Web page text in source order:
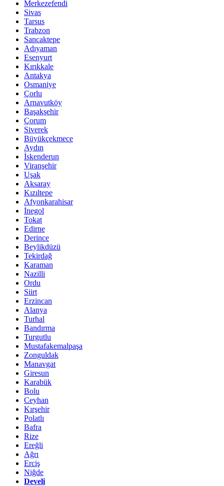
Merkezefendi
Sivas
Tarsus
Trabzon
Sancaktepe
Adıyaman
Esenyurt
Kırıkkale
Antakya
Osmaniye
Çorlu
Arnavutköy
Başakşehir
Çorum
Siverek
Büyükçekmece
Aydın
İskenderun
Viranşehir
Uşak
Aksaray
Kızıltepe
Afyonkarahisar
İnegol
Tokat
Edirne
Derince
Beylikdüzü
Tekirdağ
Karaman
Nazilli
Ordu
Siirt
Erzincan
Alanya
Turhal
Bandırma
Turgutlu
Mustafakemalpaşa
Zonguldak
Manavgat
Giresun
Karabük
Bolu
Ceyhan
Kırşehir
Polatlı
Bafra
Rize
Ereğli
Ağrı
Erciş
Niğde
Develi